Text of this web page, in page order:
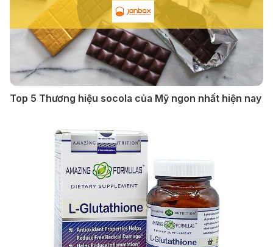
Top 5 Thương hiệu socola của Mỹ ngon nhất hiện nay